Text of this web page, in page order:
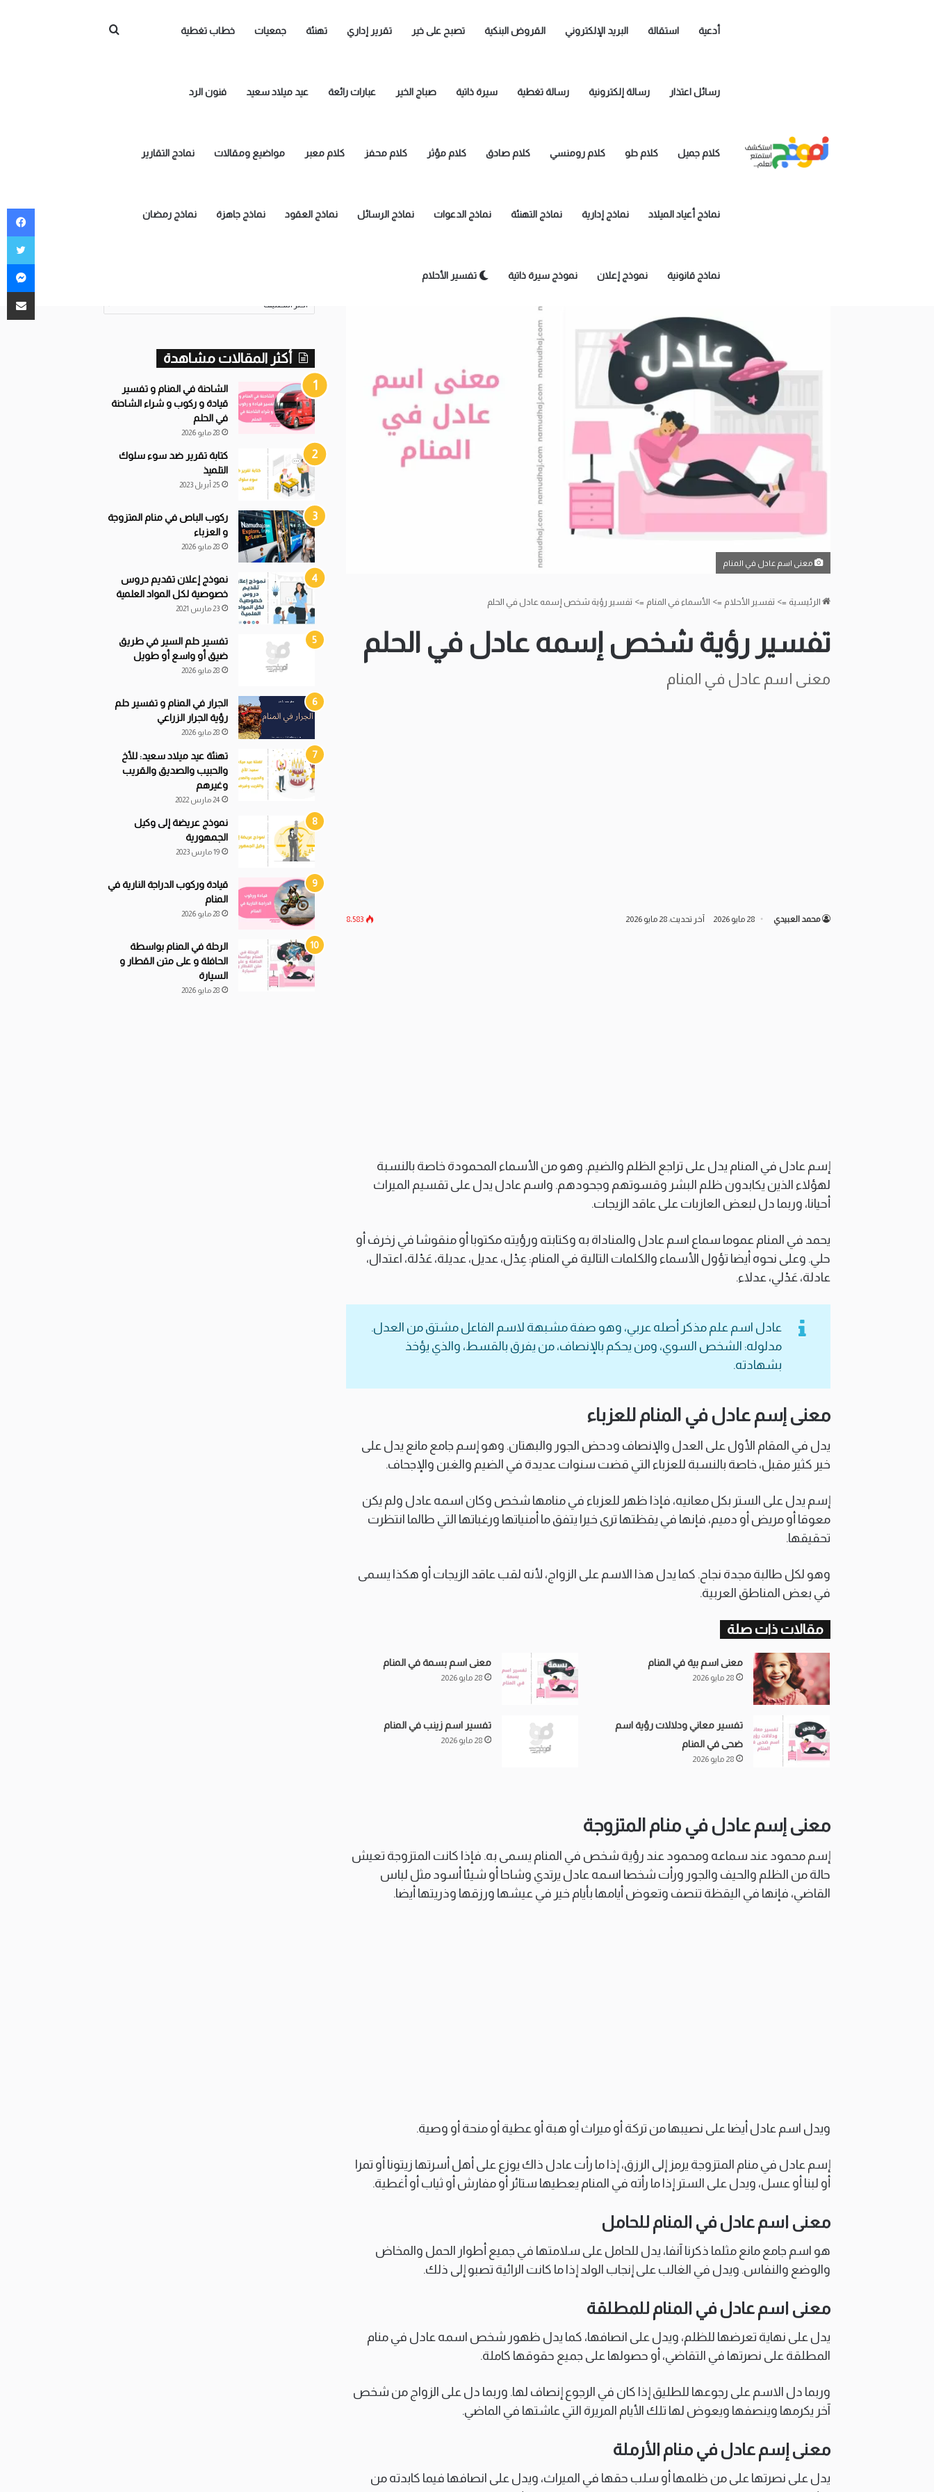
أدعية استقالة البريد الإلكتروني القروض البنكية تصبح على خير تقرير إداري تهنئة جمعيات خطاب تغطية
رسائل اعتذار رسالة إلكترونية رسالة تغطية سيرة ذاتية صباج الخير عبارات رائعة عيد ميلاد سعيد فنون الرد
كلام جميل كلام حلو كلام رومنسي كلام صادق كلام مؤثر كلام محفز كلام معبر مواضيع ومقالات نمادج التقارير
نماذج أعياد الميلاد نماذج إدارية نماذج التهنئة نماذج الدعوات نماذج الرسائل نماذج العقود نماذج جاهزة نماذج رمضان
نماذج قانونية نموذج إعلان نموذج سيرة ذاتية تفسير الأحلام
بحث
معنى اسم عادل في المنام
الرئيسية => تفسير الأحلام => الأسماء في المنام => تفسير رؤية شخص إسمه عادل في الحلم
تفسير رؤية شخص إسمه عادل في الحلم
معنى اسم عادل في المنام
محمد العبيدي 28 مايو 2026 آخر تحديث: 28 مايو 2026 8٬583
إسم عادل في المنام يدل على تراجع الظلم والضيم. وهو من الأسماء المحمودة خاصة بالنسبة
لهؤلاء الذين يكابدون ظلم البشر وقسوتهم وجحودهم. واسم عادل يدل على تقسيم الميراث
أحيانا، وربما دل لبعض العازبات على عاقد الزيجات.
يحمد في المنام عموما سماع اسم عادل والمناداة به وكتابته ورؤيته مكتوبا أو منقوشا في زخرف أو
حلي. وعلى نحوه أيضا تؤول الأسماء والكلمات التالية في المنام: عِدْل، عديل، عديلة، عَدْلة، اعتدال،
عادلة، عَدْلي، عدلاء.
عادل اسم علم مذكر أصله عربي، وهو صفة مشبهة لاسم الفاعل مشتق من العدل.
مدلوله: الشخص السوي، ومن يحكم بالإنصاف، من يفرق بالقسط، والذي يؤخذ
بشهادته.
معنى إسم عادل في المنام للعزباء
يدل في المقام الأول على العدل والإنصاف ودحض الجور والبهتان. وهو إسم جامع مانع يدل على
خير كثير مقبل، خاصة بالنسبة للعزباء التي قضت سنوات عديدة في الضيم والغبن والإجحاف.
إسم يدل على الستر بكل معانيه، فإذا ظهر للعزباء في منامها شخص وكان اسمه عادل ولم يكن
معوقا أو مريض أو دميم، فإنها في يقظتها ترى خيرا يتفق ما أمنياتها ورغباتها التي طالما انتظرت
تحقيقها.
وهو لكل طالبة مجدة نجاح. كما يدل هذا الاسم على الزواج، لأنه لقب عاقد الزيجات أو هكذا يسمى
في بعض المناطق العربية.
مقالات ذات صلة
معنى اسم بية في المنام
28 مايو 2026
معنى اسم بسمة في المنام
28 مايو 2026
تفسير معاني ودلالات رؤية اسم
ضحى في المنام
28 مايو 2026
تفسير اسم زينب في المنام
28 مايو 2026
معنى إسم عادل في منام المتزوجة
إسم محمود عند سماعه ومحمود عند رؤية شخص في المنام يسمى به. فإذا كانت المتزوجة تعيش
حالة من الظلم والحيف والجور ورأت شخصا اسمه عادل يرتدي وشاحا أو شيئا أسود مثل لباس
القاضي، فإنها في اليقظة تنصف وتعوض أيامها بأيام خير في عيشها ورزقها وذريتها أيضا.
ويدل اسم عادل أيضا على نصيبها من تركة أو ميراث أو هبة أو عطية أو منحة أو وصية.
إسم عادل في منام المتزوجة يرمز إلى الرزق، إذا ما رأت عادل ذاك يوزع على أهل أسرتها زيتونا أو تمرا
أو لبنا أو عسل، ويدل على الستر إذا ما رأته في المنام يعطيها ستائر أو مفارش أو ثياب أو أغطية.
معنى اسم عادل في المنام للحامل
هو اسم جامع مانع مثلما ذكرنا آنفا، يدل للحامل على سلامتها في جميع أطوار الحمل والمخاض
والوضع والنفاس. ويدل في الغالب على إنجاب الولد إذا ما كانت الرائية تصبو إلى ذلك.
معنى اسم عادل في المنام للمطلقة
يدل على نهاية تعرضها للظلم، ويدل على انصافها، كما يدل ظهور شخص اسمه عادل في منام
المطلقة على نصرتها في التقاضي، أو حصولها على جميع حقوقها كاملة.
وربما دل الاسم على رجوعها للطليق إذا كان في الرجوع إنصاف لها. وربما دل على الزواج من شخص
آخر يكرمها وينصفها ويعوض لها تلك الأيام المريرة التي عاشتها في الماضي.
معنى إسم عادل في منام الأرملة
يدل على نصرتها على من ظلمها أو سلب حقها في الميراث، ويدل على انصافها فيما كابدته من
أكثر المقالات مشاهدة
الشاحنة في المنام و تفسير
قيادة و ركوب و شراء الشاحنة
في الحلم
28 مايو 2026
كتابة تقرير ضد سوء سلوك
التلميذ
25 أبريل 2023
ركوب الباص في منام المتزوجة
و العزباء
28 مايو 2026
نموذج إعلان تقديم دروس
خصوصية لكل المواد العلمية
23 مارس 2021
تفسير حلم السير في طريق
ضيق أو واسع أو طويل
28 مايو 2026
الجرار في المنام و تفسير حلم
رؤية الجرار الزراعي
28 مايو 2026
تهنئة عيد ميلاد سعيد: للأخ
والحبيب والصديق والقريب
وغيرهم
24 مارس 2022
نموذج عريضة إلى وكيل
الجمهورية
19 مارس 2023
قيادةوركوب الدراجة النارية في
المنام
28 مايو 2026
الرحلة في المنام بواسطة
الحافلة و على متن القطار و
السيارة
28 مايو 2026